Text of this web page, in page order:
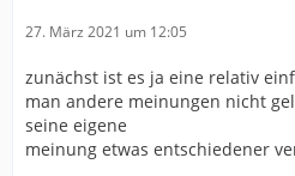
27. März 2021 um 12:05
zunächst ist es ja eine relativ
man andere meinungen nicht
seine eigene
meinung etwas entschiedener